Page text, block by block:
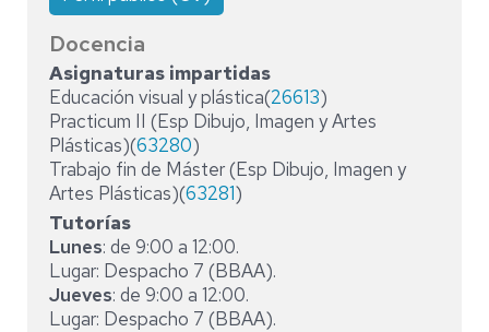
Docencia
Asignaturas impartidas
Educación visual y plástica(26613)
Practicum II (Esp Dibujo, Imagen y Artes
Plásticas)(63280)
Trabajo fin de Máster (Esp Dibujo, Imagen y
Artes Plásticas)(63281)
Tutorías
Lunes: de 9:00 a 12:00.
Lugar: Despacho 7 (BBAA).
Jueves: de 9:00 a 12:00.
Lugar: Despacho 7 (BBAA).